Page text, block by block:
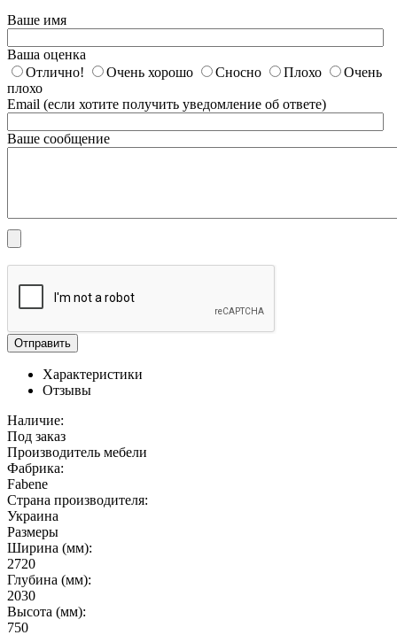
Ваше имя
Ваша оценка
Отлично!
Очень хорошо Сносно Плохо
Очень
плохо
Email (если хотите получить уведомление об ответе)
Ваше сообщение
Отправить
Характеристики
Отзывы
Наличие:
Под заказ
Производитель мебели
Фабрика:
Fabene
Страна производителя:
Украина
Размеры
Ширина (мм):
2720
Глубина (мм):
2030
Высота (мм):
750